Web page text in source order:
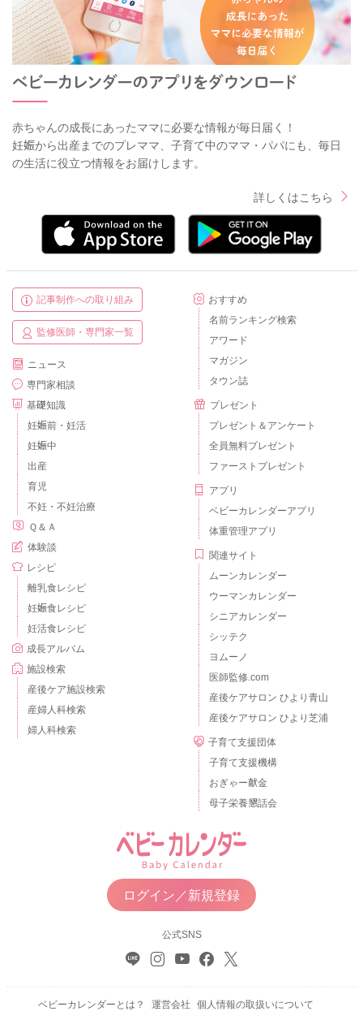
赤ちゃんの成長にあったママに必要な情報が毎日届く！
妊娠から出産までのプレママ、子育て中のママ・パパにも、毎日
の生活に役立つ情報をお届けします。
詳しくはこちら
記事制作への取り組み
監修医師・専門家一覧
ニュース
専門家相談
基礎知識
妊娠前・妊活
妊娠中
出産
育児
不妊・不妊治療
Ｑ＆Ａ
体験談
レシピ
離乳食レシピ
妊娠食レシピ
妊活食レシピ
成長アルバム
施設検索
産後ケア施設検索
産婦人科検索
婦人科検索
おすすめ
名前ランキング検索
アワード
マガジン
タウン誌
プレゼント
プレゼント＆アンケート
全員無料プレゼント
ファーストプレゼント
アプリ
ベビーカレンダーアプリ
体重管理アプリ
関連サイト
ムーンカレンダー
ウーマンカレンダー
シニアカレンダー
シッテク
ヨムーノ
医師監修.com
産後ケアサロン ひより青山
産後ケアサロン ひより芝浦
子育て支援団体
子育て支援機構
おぎゃー献金
母子栄養懇話会
ログイン／新規登録
公式SNS
ベビーカレンダーとは？ 運営会社 個人情報の取扱いについて